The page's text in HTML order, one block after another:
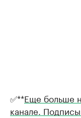
✅**Еще больше
канале.